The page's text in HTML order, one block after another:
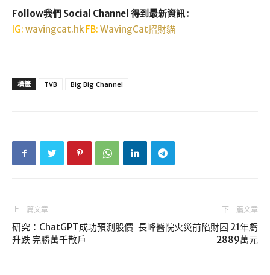
Follow我們 Social Channel 得到最新資訊 :
IG: wavingcat.hk FB: WavingCat招財貓
標籤 TVB Big Big Channel
上一篇文章
研究：ChatGPT成功預測股價
升跌 完勝萬千散戶
下一篇文章
長峰醫院火災前陷財困 21年虧
2889萬元